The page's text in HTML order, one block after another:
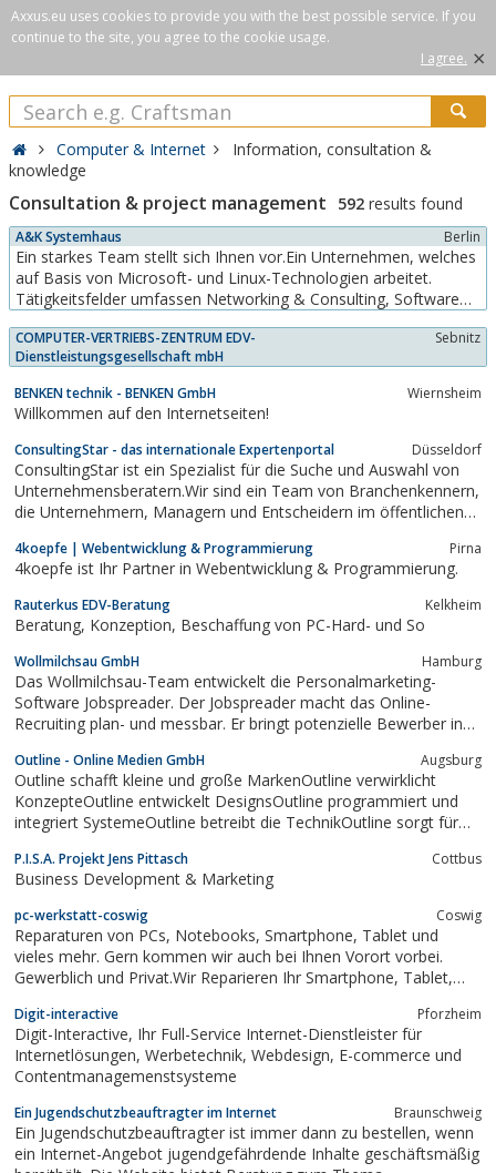
Axxus.eu uses cookies to provide you with the best possible service. If you
continue to the site, you agree to the cookie usage.
I agree. ×
Computer & Internet
Information, consultation &
knowledge
Consultation & project management 592 results found
A&K Systemhaus Berlin
Ein starkes Team stellt sich Ihnen vor.Ein Unternehmen, welches
auf Basis von Microsoft- und Linux-Technologien arbeitet.
Tätigkeitsfelder umfassen Networking & Consulting, Software
täglichen Arbeit ist der Aufbau und die Pflege einer zuverlässigen
und...
COMPUTER-VERTRIEBS-ZENTRUM EDV-
Dienstleistungsgesellschaft mbH
Sebnitz
BENKEN technik - BENKEN GmbH Wiernsheim
Willkommen auf den Internetseiten!
ConsultingStar - das internationale Expertenportal Düsseldorf
ConsultingStar ist ein Spezialist für die Suche und Auswahl von
Unternehmensberatern.Wir sind ein Team von Branchenkennern,
die Unternehmern, Managern und Entscheidern im öffentlichen
CONSULTANTS.Das heißt: Wir begleiten Beratungsprojekte,...
4koepfe | Webentwicklung & Programmierung Pirna
4koepfe ist Ihr Partner in Webentwicklung & Programmierung.
Rauterkus EDV-Beratung Kelkheim
Beratung, Konzeption, Beschaffung von PC-Hard- und So
Wollmilchsau GmbH Hamburg
Das Wollmilchsau-Team entwickelt die Personalmarketing-
Software Jobspreader. Der Jobspreader macht das Online-
Recruiting plan- und messbar. Er bringt potenzielle Bewerber in
Ihre Arbeitgebermarke überall ins Web. Dazu verbreitet er Ihre
Stellenanzeigen automatisch in...
Outline - Online Medien GmbH Augsburg
Outline schafft kleine und große MarkenOutline verwirklicht
KonzepteOutline entwickelt DesignsOutline programmiert und
integriert SystemeOutline betreibt die TechnikOutline sorgt für
Kerngeschäft. Ob Sie einen Dienstleister für "alles aus einer
Hand"...
P.I.S.A. Projekt Jens Pittasch Cottbus
Business Development & Marketing
pc-werkstatt-coswig Coswig
Reparaturen von PCs, Notebooks, Smartphone, Tablet und
vieles mehr. Gern kommen wir auch bei Ihnen Vorort vorbei.
Gewerblich und Privat.Wir Reparieren Ihr Smartphone, Tablet,
erwerben. Kundenzufriedenheit steht bei uns an oberster Stelle.
Digit-interactive Pforzheim
Digit-Interactive, Ihr Full-Service Internet-Dienstleister für
Internetlösungen, Werbetechnik, Webdesign, E-commerce und
Contentmanagemenstsysteme
Ein Jugendschutzbeauftragter im Internet Braunschweig
Ein Jugendschutzbeauftragter ist immer dann zu bestellen, wenn
ein Internet-Angebot jugendgefährdende Inhalte geschäftsmäßig